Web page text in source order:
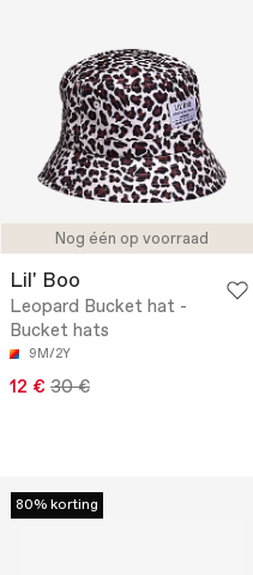
Nog één op voorraad
Lil' Boo
Leopard Bucket hat -
Bucket hats
9M/2Y
12 € 30 €
80% korting